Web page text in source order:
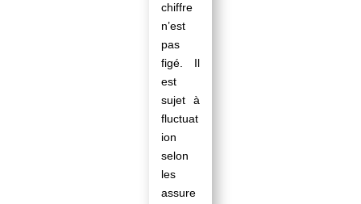
chiffre
n’est
pas
figé. Il
est
sujet à
fluctuat
ion
selon
les
assure